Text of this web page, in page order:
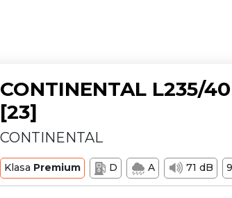
CONTINENTAL L235/
[23]
CONTINENTAL
Klasa Premium D A 71 dB